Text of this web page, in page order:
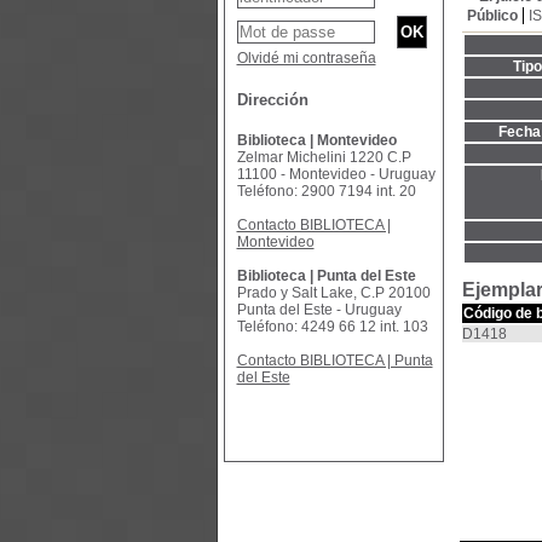
Público
Código de
D1418
Olvidé mi contraseña
Dirección
Biblioteca | Montevideo
Zelmar Michelini 1220 C.P
11100 - Montevideo - Uruguay
Teléfono: 2900 7194 int. 20
Contacto BIBLIOTECA |
Montevideo
Biblioteca | Punta del Este
Prado y Salt Lake, C.P 20100
Punta del Este - Uruguay
Teléfono: 4249 66 12 int. 103
Contacto BIBLIOTECA | Punta
del Este